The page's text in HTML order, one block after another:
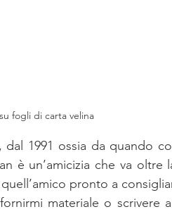
fogli di carta velina
dal 1991 ossia da quando
è un’amicizia che va oltre
pronto a
materiale o scrivere